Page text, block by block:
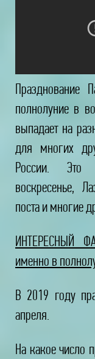
Празднование
полнолуние в
выпадает на
для многих
России. Это
воскресенье,
поста и многие
ИНТЕРЕСНЫЙ
именно в
В 2019 году
апреля.
На какое число